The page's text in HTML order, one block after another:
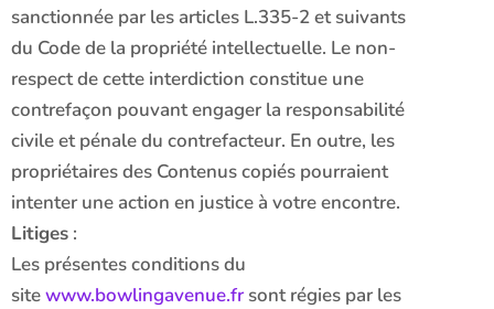
sanctionnée par les articles L.335-2 et suivants
du Code de la propriété intellectuelle. Le non-
respect de cette interdiction constitue une
contrefaçon pouvant engager la responsabilité
civile et pénale du contrefacteur. En outre, les
propriétaires des Contenus copiés pourraient
intenter une action en justice à votre encontre.
Litiges :
Les présentes conditions du
sitewww.bowlingavenue.frsont régies par les